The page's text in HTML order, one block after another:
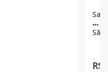
...
São
R$